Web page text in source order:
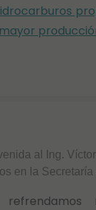
al Ing.
en la Secretaría